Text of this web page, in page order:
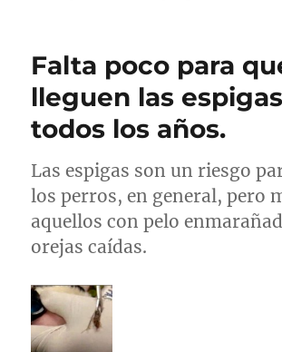
Falta poco para
lleguen las
todos los años.
Las espigas son un riesgo
los perros, en general, pero
aquellos con pelo
orejas caídas.